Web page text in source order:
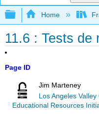
Expand/
Home
11.6 : Tests de
Page ID
Jim Marteney
Los Angeles Valley
Educational Resources